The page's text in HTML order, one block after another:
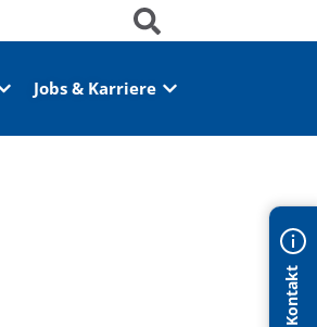
Kontakt
Jobs & Karriere